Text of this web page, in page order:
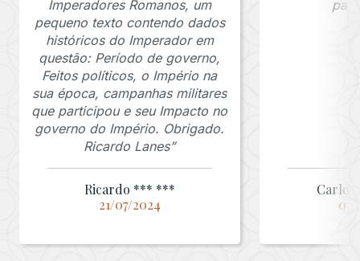
Imperadores Romanos, um
pequeno texto contendo dados
históricos do Imperador em
questão: Período de governo,
Feitos políticos, o Império na
sua época, campanhas militares
que participou e seu Impacto no
governo do Império. Obrigado.
Ricardo Lanes”
Ricardo *** ***
21/07/2024
03/